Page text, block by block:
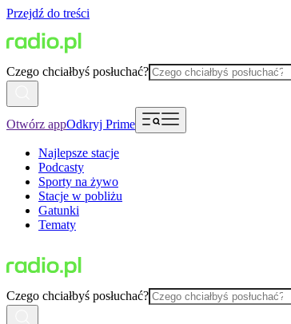
Przejdź do treści
Czego chciałbyś posłuchać?
Otwórz appOdkryj Prime
Najlepsze stacje
Podcasty
Sporty na żywo
Stacje w pobliżu
Gatunki
Tematy
Czego chciałbyś posłuchać?